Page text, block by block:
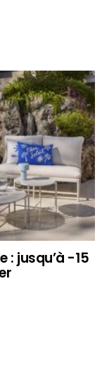
: jusqu’à -15